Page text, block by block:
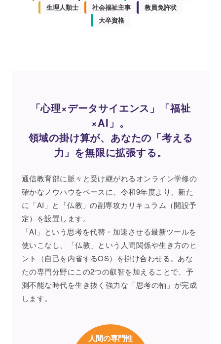
生理人類士
社会福祉主事
教員免許状
大卒資格
「心理×データサイエンス」「福祉
×AI」。
領域の掛け算が、あなたの「考える
力」を無限に拡張する。
通信教育部に脈々と受け継がれるオンライン学修の
確かなノウハウをベースに、令和9年度より、新た
に「AI」と「仏教」の副専攻カリキュラム（開設予
定）を設置します。
「AI」という思考を代替・加速させる最新ツールを
使いこなし、「仏教」という人間関係や生き方のヒ
ント（自己を内省するOS）を掛け合わせる。あな
たの専門分野にこの2つの叡智を加えることで、予
測不能な時代を生き抜く強力な「思考の軸」が完成
します。
人間の専門性